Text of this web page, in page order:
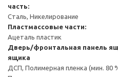
часть:
Сталь, Никелирование
Пластмассовые части:
Ацеталь пластик
Дверь/фронтальная панель
ящика
ДСП, Полимерная пленка (мин. 80